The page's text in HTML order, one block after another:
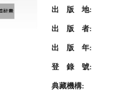
出 版 地:
出 版 者:
出 版 年:
登 錄 號:
典藏機構: